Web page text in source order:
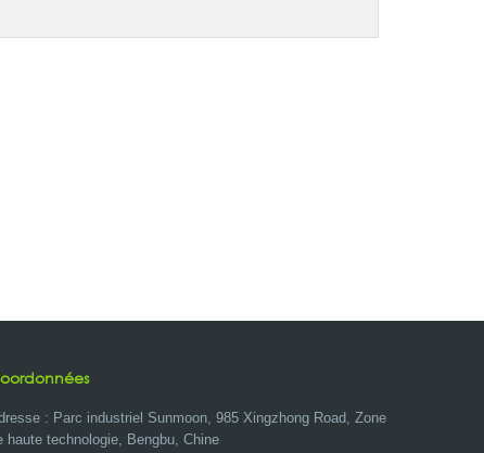
: Parc industriel Sunmoon, 985 Xingzhong Road, Zone
haute technologie, Bengbu, Chine